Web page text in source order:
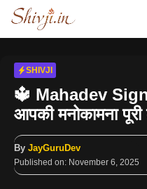
Skip
content
SHIVJI
🔱 Mahadev
आपकी मनोकामना
By JayGuruDev
Published on: November 6, 2025